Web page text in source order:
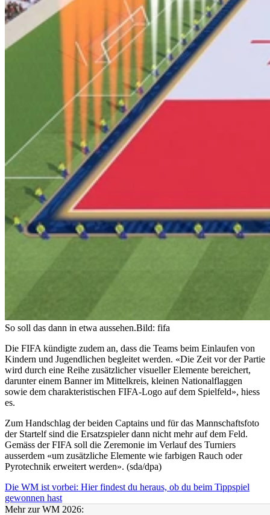
So soll das dann in etwa aussehen.Bild: fifa
Die FIFA kündigte zudem an, dass die Teams beim Einlaufen von
Kindern und Jugendlichen begleitet werden. «Die Zeit vor der Partie
wird durch eine Reihe zusätzlicher visueller Elemente bereichert,
darunter einem Banner im Mittelkreis, kleinen Nationalflaggen
sowie dem charakteristischen FIFA-Logo auf dem Spielfeld», hiess
es.
Zum Handschlag der beiden Captains und für das Mannschaftsfoto
der Startelf sind die Ersatzspieler dann nicht mehr auf dem Feld.
Gemäss der FIFA soll die Zeremonie im Verlauf des Turniers
ausserdem «um zusätzliche Elemente wie farbigen Rauch oder
Pyrotechnik erweitert werden». (sda/dpa)
Die WM ist vorbei: Hier findest du heraus, ob du beim Tippspiel
gewonnen hast
Mehr zur WM 2026: